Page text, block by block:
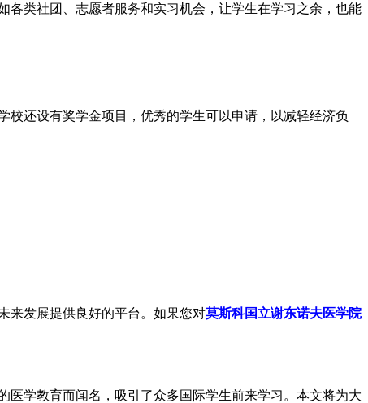
类社团、志愿者服务和实习机会，让学生在学习之余，也能
还设有奖学金项目，优秀的学生可以申请，以减轻经济负
来发展提供良好的平台。如果您对莫斯科国立谢东诺夫医学院
医学教育而闻名，吸引了众多国际学生前来学习。本文将为大